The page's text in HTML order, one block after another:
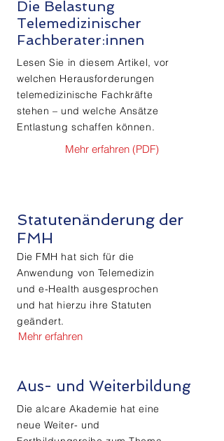
Die Belastung
Telemedizinischer
Fachberater:innen
Lesen Sie in diesem Artikel, vor
welchen Herausforderungen
telemedizinische Fachkräfte
stehen – und welche Ansätze
Entlastung schaffen können.
Mehr erfahren (PDF)
Statutenänderung der
FMH
Die FMH hat sich für die
Anwendung von Telemedizin
und e-Health ausgesprochen
und hat hierzu ihre Statuten
geändert.
Mehr erfahren
Aus- und Weiterbildung
Die alcare Akademie hat eine
neue Weiter- und